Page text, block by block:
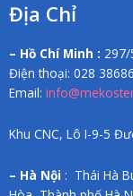
Địa Chỉ
– Hồ Chí Minh : 297/
Điện thoại: 028
Email:
Khu CNC, Lô I-9-5
– Hà Nội : Thái Hà